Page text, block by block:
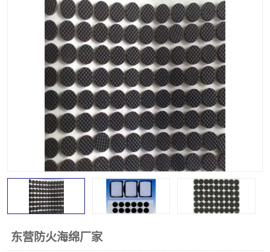
东营防火海绵厂家
PORON泡棉 防火海绵
EVA珍珠棉异形 硅胶脚垫
佛橡胶泡棉